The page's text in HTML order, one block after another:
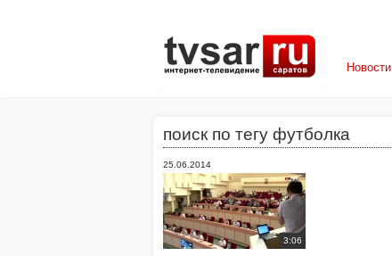
Новости
поиск по тегу футболка
25.06.2014
3:06